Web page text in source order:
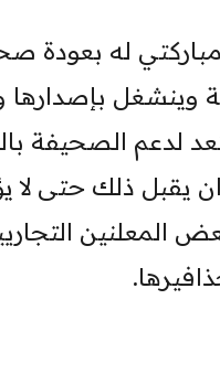
له بعودة
بإصدارها
لدعم الصحيفة
يقبل ذلك حتى لا
المعلنين